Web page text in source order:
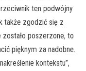
ten podwójny
także zgodzić się z
zostało poszerzone, to
pięknym za nadobne.
kontekstu”,